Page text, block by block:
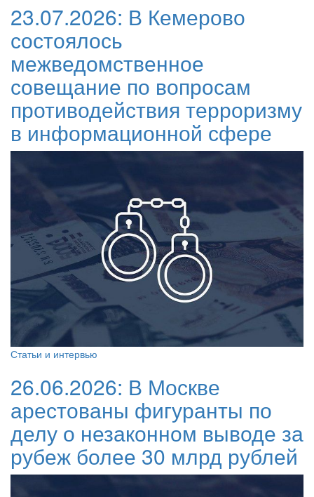
23.07.2026: В Кемерово
состоялось
межведомственное
совещание по вопросам
противодействия терроризму
в информационной сфере
Статьи и интервью
26.06.2026: В Москве
арестованы фигуранты по
делу о незаконном выводе за
рубеж более 30 млрд рублей